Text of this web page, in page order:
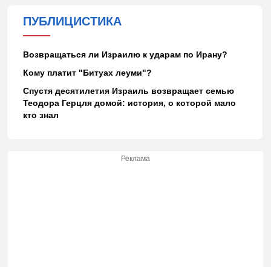
ПУБЛИЦИСТИКА
Возвращаться ли Израилю к ударам по Ирану?
Кому платит "Битуах леуми"?
Спустя десятилетия Израиль возвращает семью
Теодора Герцля домой: история, о которой мало
кто знал
Реклама